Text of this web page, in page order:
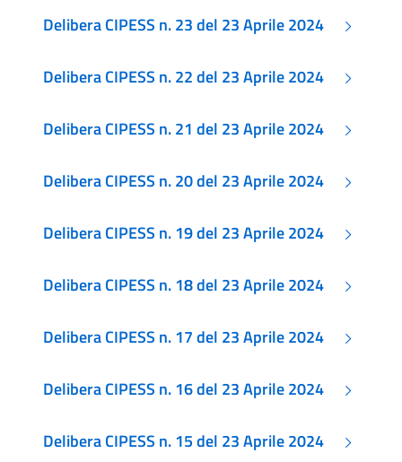
Delibera CIPESS n. 23 del 23 Aprile 2024
Delibera CIPESS n. 22 del 23 Aprile 2024
Delibera CIPESS n. 21 del 23 Aprile 2024
Delibera CIPESS n. 20 del 23 Aprile 2024
Delibera CIPESS n. 19 del 23 Aprile 2024
Delibera CIPESS n. 18 del 23 Aprile 2024
Delibera CIPESS n. 17 del 23 Aprile 2024
Delibera CIPESS n. 16 del 23 Aprile 2024
Delibera CIPESS n. 15 del 23 Aprile 2024